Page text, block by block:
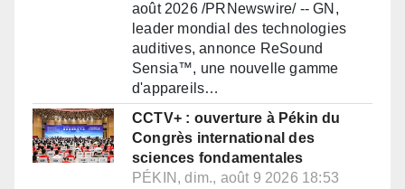
août 2026 /PRNewswire/ -- GN,
leader mondial des technologies
auditives, annonce ReSound
Sensia™, une nouvelle gamme
d'appareils…
CCTV+ : ouverture à Pékin du
Congrès international des
sciences fondamentales
PÉKIN, dim., août 9 2026 18:53